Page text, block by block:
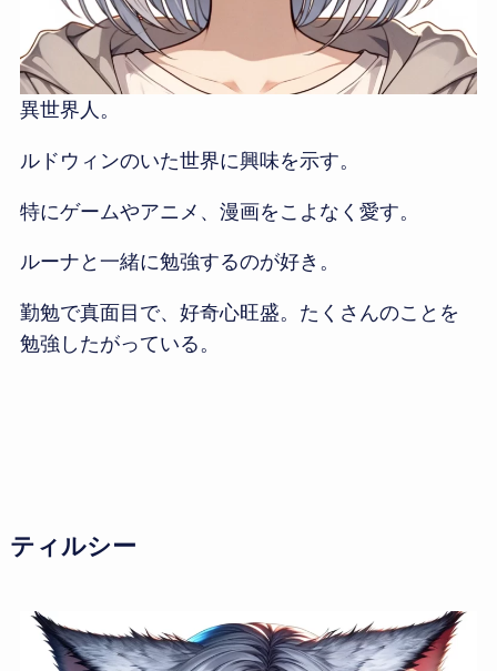
異世界人。
ルドウィンのいた世界に興味を示す。
特にゲームやアニメ、漫画をこよなく愛す。
ルーナと一緒に勉強するのが好き。
勤勉で真面目で、好奇心旺盛。たくさんのことを
勉強したがっている。
ティルシー